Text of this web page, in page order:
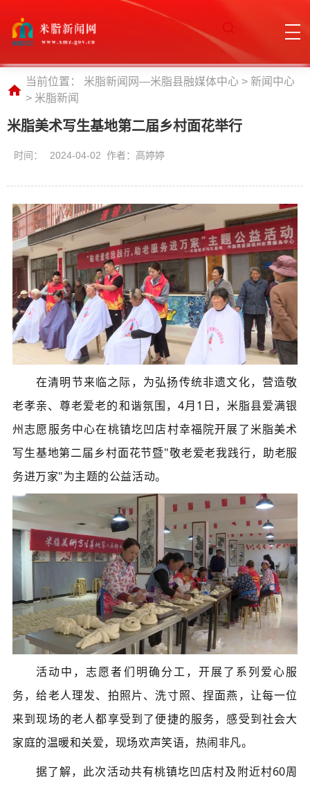
当前位置： 米脂新闻网—米脂县融媒体中心 > 新闻中心
> 米脂新闻
米脂美术写生基地第二届乡村面花举行
时间： 2024-04-02 作者：高婷婷
在清明节来临之际，为弘扬传统非遗文化，营造敬
老孝亲、尊老爱老的和谐氛围，4月1日，米脂县爱满银
州志愿服务中心在桃镇圪凹店村幸福院开展了米脂美术
写生基地第二届乡村面花节暨"敬老爱老我践行，助老服
务进万家"为主题的公益活动。
活动中，志愿者们明确分工，开展了系列爱心服
务，给老人理发、拍照片、洗寸照、捏面燕，让每一位
来到现场的老人都享受到了便捷的服务，感受到社会大
家庭的温暖和关爱，现场欢声笑语，热闹非凡。
据了解，此次活动共有桃镇圪凹店村及附近村60周